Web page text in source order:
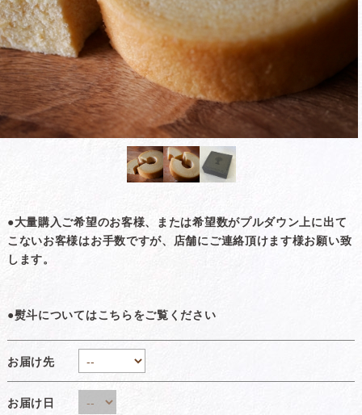
●大量購入ご希望のお客様、または希望数がプルダウン上に出て
こないお客様はお手数ですが、店舗にご連絡頂けます様お願い致
します。
●熨斗についてはこちらをご覧ください
お届け先
お届け日